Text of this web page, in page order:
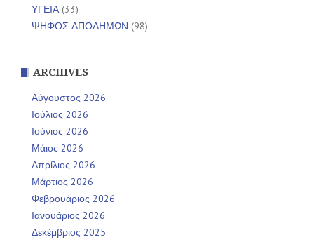
ΥΓΕΙΑ(33)
ΨΗΦΟΣ ΑΠΟΔΗΜΩΝ (98)
ARCHIVES
Αύγουστος 2026
Ιούλιος 2026
Ιούνιος 2026
Μάιος 2026
Απρίλιος 2026
Μάρτιος 2026
Φεβρουάριος 2026
Ιανουάριος 2026
Δεκέμβριος 2025